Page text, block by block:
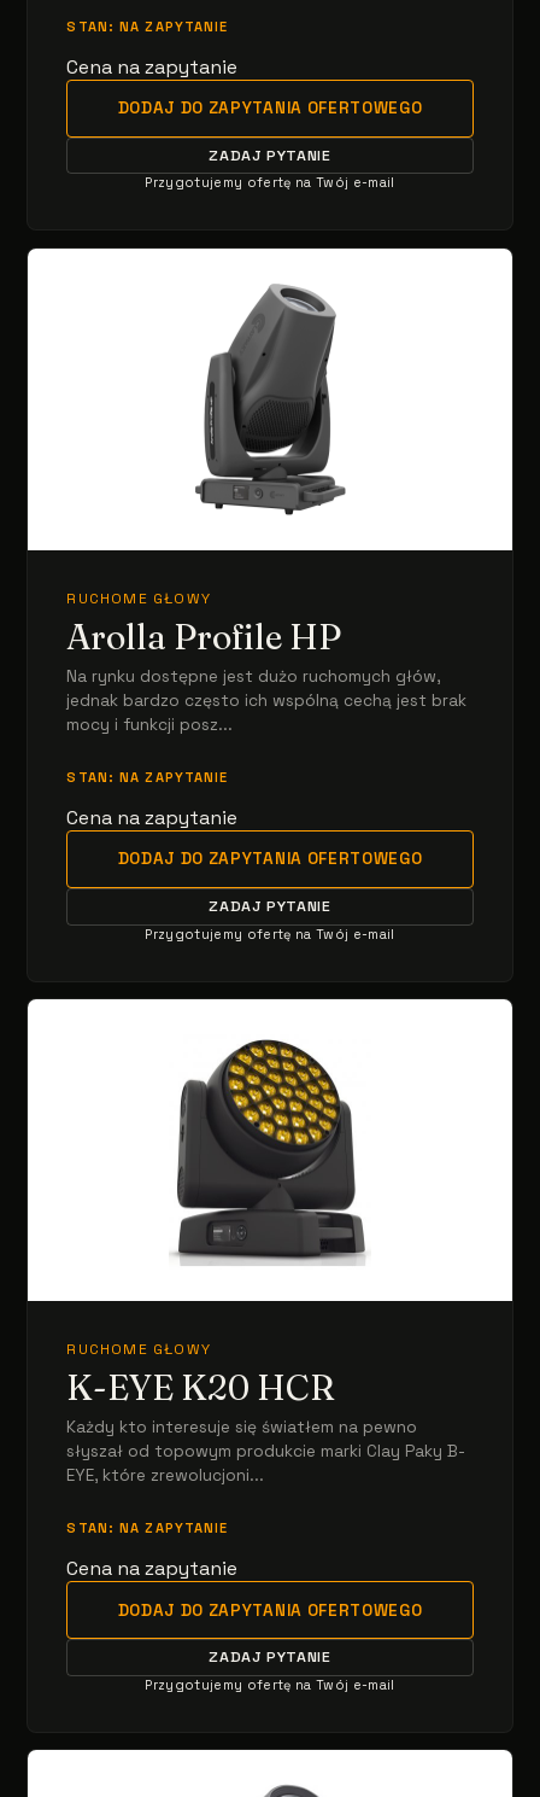
STAN: NA ZAPYTANIE
Cena na zapytanie
DODAJ DO ZAPYTANIA OFERTOWEGO
ZADAJ PYTANIE
Przygotujemy ofertę na Twój e-mail
RUCHOME GŁOWY
Arolla Profile HP
Na rynku dostępne jest dużo ruchomych głów,
jednak bardzo często ich wspólną cechą jest brak
mocy i funkcji posz...
STAN: NA ZAPYTANIE
Cena na zapytanie
DODAJ DO ZAPYTANIA OFERTOWEGO
ZADAJ PYTANIE
Przygotujemy ofertę na Twój e-mail
RUCHOME GŁOWY
K-EYE K20 HCR
Każdy kto interesuje się światłem na pewno
słyszał od topowym produkcie marki Clay Paky B-
EYE, które zrewolucjoni...
STAN: NA ZAPYTANIE
Cena na zapytanie
DODAJ DO ZAPYTANIA OFERTOWEGO
ZADAJ PYTANIE
Przygotujemy ofertę na Twój e-mail